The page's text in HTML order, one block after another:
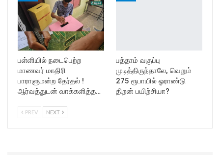
பள்ளியில் நடைபெற்ற
மாணவர் மாதிரி
பாராளுமன்ற தேர்தல் !
ஆர்வத்துடன் வாக்களித்த…
பத்தாம் வகுப்பு
முடித்திருந்தாலே, வெறும்
275 ரூபாயில் ஓராண்டு
திறன் பயிற்சியா?
PREV NEXT